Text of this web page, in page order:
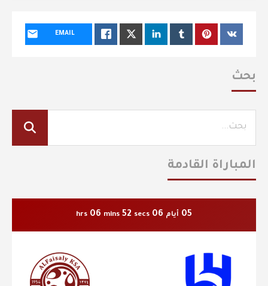
EMAIL
بحث
المباراة القادمة
05 أيام 06
hrs 06 mins 51 secs